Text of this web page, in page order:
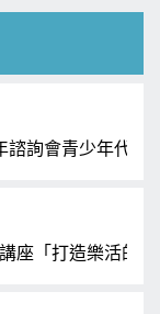
諮詢會青少年代表
座「打造樂活的